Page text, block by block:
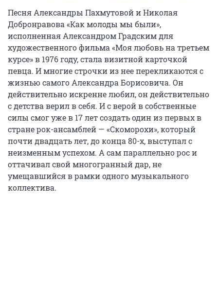
Песня Александры Пахмутовой и Николая
Добронравова «Как молоды мы были»,
исполненная Александром Градским для
художественного фильма «Моя любовь на третьем
курсе» в 1976 году, стала визитной карточкой
певца. И многие строчки из нее перекликаются с
жизнью самого Александра Борисовича. Он
действительно искренне любил, он действительно
с детства верил в себя. И с верой в собственные
силы смог уже в 17 лет создать один из первых в
стране рок-ансамблей — «Скоморохи», который
почти двадцать лет, до конца 80-х, выступал с
неизменным успехом. А сам параллельно рос и
оттачивал свой многогранный дар, не
умещавшийся в рамки одного музыкального
коллектива.